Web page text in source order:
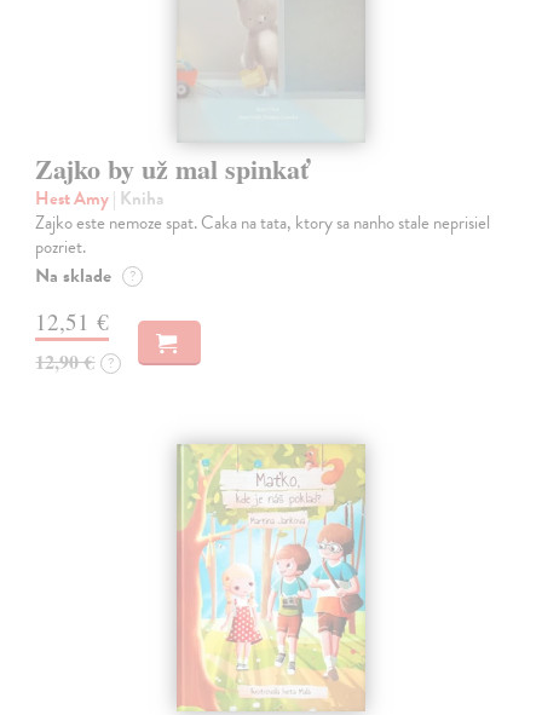
Zajko by už mal spinkať
Hest Amy| Kniha
Zajko este nemoze spat. Caka na tata, ktory sa nanho stale neprisiel
pozriet.
Na sklade ?
12,51 €
12,90 € ?